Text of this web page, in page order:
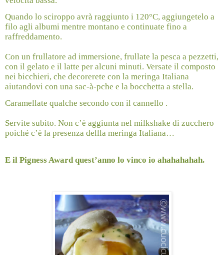
Quando lo sciroppo avrà raggiunto i 120°C, aggiungetelo a
filo agli albumi mentre montano e continuate fino a
raffreddamento.
Con un frullatore ad immersione, frullate la pesca a pezzetti,
con il gelato e il latte per alcuni minuti. Versate il composto
nei bicchieri, che decorerete con la meringa Italiana
aiutandovi con una sac-à-pche e la bocchetta a stella.
Caramellate qualche secondo con il cannello .
Servite subito. Non c’è aggiunta nel milkshake di zucchero
poiché c’è la presenza dellla meringa Italiana…
E il Pigness Award quest’anno lo vinco io ahahahahah.